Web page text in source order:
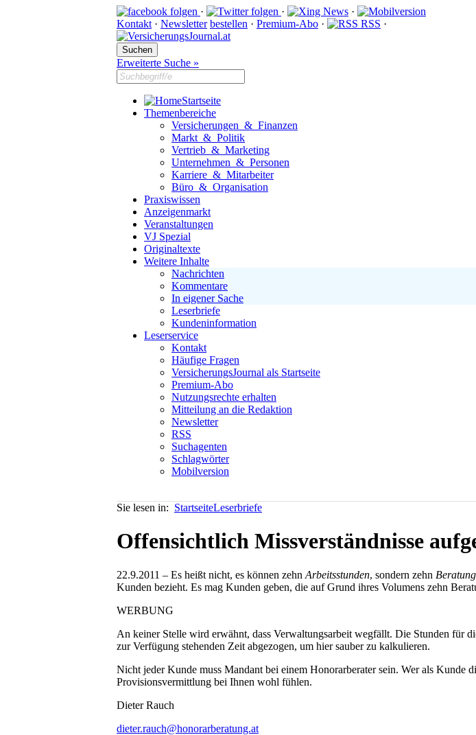
· ·
·
Kontakt · Newsletter bestellen · Premium-Abo · RSS ·
Erweiterte Suche »
Startseite
Themenbereiche
Versicherungen & Finanzen
Markt & Politik
Vertrieb & Marketing
Unternehmen & Personen
Karriere & Mitarbeiter
Büro & Organisation
Praxiswissen
Anzeigenmarkt
Veranstaltungen
VJ Spezial
Originaltexte
Weitere Inhalte
Nachrichten
Kommentare
In eigener Sache
Leserbriefe
Kundeninformation
Leserservice
Kontakt
Häufige Fragen
VersicherungsJournal als Startseite
Premium-Abo
Nutzungsrechte erhalten
Mitteilung an die Redaktion
Newsletter
RSS
Suchagenten
Schlagwörter
Mobilversion
Sie lesen in: StartseiteLeserbriefe
Offensichtlich Missverständnisse
22.9.2011 – Es heißt nicht, es können zehn Arbeitsstunden, sondern zehn
Kunden bezieht. Es mag Kunden geben, die auf Grund ihres Volumens zehn
WERBUNG
An keiner Stelle wird erwähnt, dass Verwaltungsarbeit wegfällt. Die Stunden für
zur Verfügung stehenden Zeit abgezogen, um hier sauber zu kalkulieren.
Nicht jeder Kunde muss Mandant bei einem Honorarberater sein. Wer als
Provisionsvermittlung bei Ihnen wohl fühlen.
Dieter Rauch
dieter.rauch@honorarberatung.at